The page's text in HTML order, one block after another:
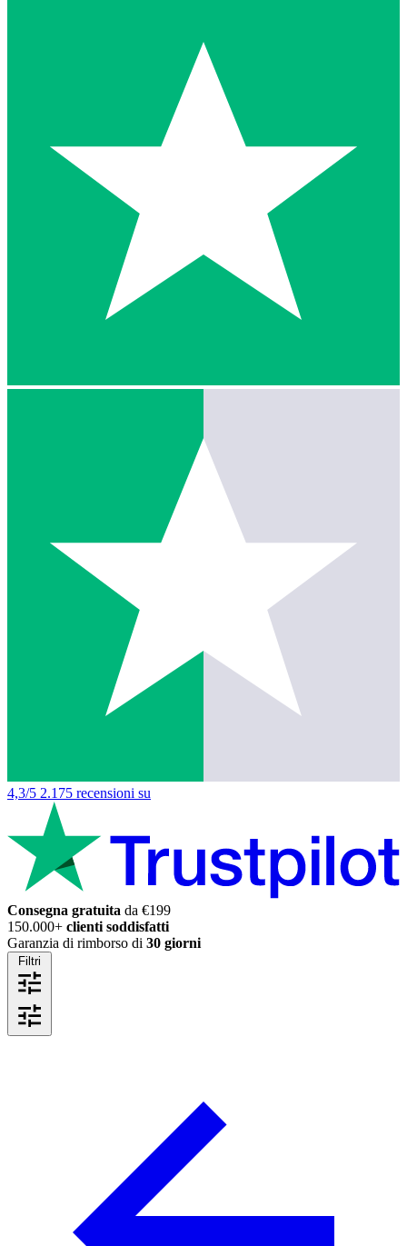
4,3/5 2.175 recensioni su
Consegna gratuita da €199
150.000+ clienti soddisfatti
Garanzia di rimborso di 30 giorni
Filtri